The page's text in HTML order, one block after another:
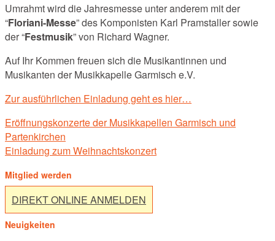
Umrahmt wird die Jahresmesse unter anderem mit der
“Floriani-Messe” des Komponisten Karl Pramstaller sowie
der “Festmusik” von Richard Wagner.
Auf Ihr Kommen freuen sich die Musikantinnen und
Musikanten der Musikkapelle Garmisch e.V.
Zur ausführlichen Einladung geht es hier…
Post
navigation
Eröffnungskonzerte der Musikkapellen Garmisch und
Partenkirchen
Einladung zum Weihnachtskonzert
Mitglied werden
DIREKT ONLINE ANMELDEN
Neuigkeiten